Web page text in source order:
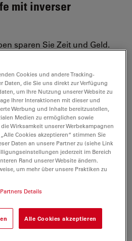
mit inverser
sparen Sie Zeit und Geld.
– sie bleibt bei allen
Proben fokussiert. Und
dem Objekttisch befinden,
einer Kollision mit der
großen Arbeitsfläche
schwere Probenganz
Cookies und andere Tracking-
Daten, die Sie uns direkt zur Verfügung
um Ihre Nutzung unserer Website zu
Ihrer Interaktionen mit dieser und
Werbung und Inhalte bereitzustellen,
Medien zu ermöglichen sowie
Wirksamkeit unserer Werbekampagnen
Cookies akzeptieren“ stimmen Sie
Daten an unsere Partner zu (siehe Link
jederzeit im Bereich
Rand unserer Website ändern.
um mehr über unsere Praktiken zu
Details
Alle Cookies akzeptieren